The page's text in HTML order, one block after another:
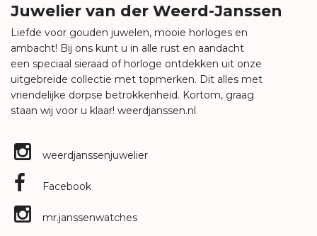
Juwelier van der Weerd-Janssen
Liefde voor gouden juwelen, mooie horloges en
ambacht! Bij ons kunt u in alle rust en aandacht
een speciaal sieraad of horloge ontdekken uit onze
uitgebreide collectie met topmerken. Dit alles met
vriendelijke dorpse betrokkenheid. Kortom, graag
staan wij voor u klaar! weerdjanssen.nl
weerdjanssenjuwelier
Facebook
mr.janssenwatches